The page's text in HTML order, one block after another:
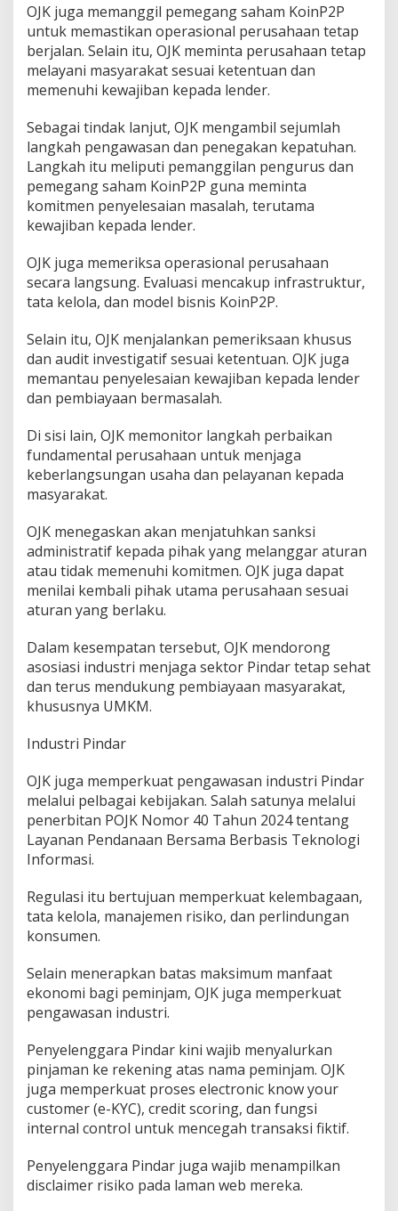
OJK juga memanggil pemegang saham KoinP2P
untuk memastikan operasional perusahaan tetap
berjalan. Selain itu, OJK meminta perusahaan tetap
melayani masyarakat sesuai ketentuan dan
memenuhi kewajiban kepada lender.
Sebagai tindak lanjut, OJK mengambil sejumlah
langkah pengawasan dan penegakan kepatuhan.
Langkah itu meliputi pemanggilan pengurus dan
pemegang saham KoinP2P guna meminta
komitmen penyelesaian masalah, terutama
kewajiban kepada lender.
OJK juga memeriksa operasional perusahaan
secara langsung. Evaluasi mencakup infrastruktur,
tata kelola, dan model bisnis KoinP2P.
Selain itu, OJK menjalankan pemeriksaan khusus
dan audit investigatif sesuai ketentuan. OJK juga
memantau penyelesaian kewajiban kepada lender
dan pembiayaan bermasalah.
Di sisi lain, OJK memonitor langkah perbaikan
fundamental perusahaan untuk menjaga
keberlangsungan usaha dan pelayanan kepada
masyarakat.
OJK menegaskan akan menjatuhkan sanksi
administratif kepada pihak yang melanggar aturan
atau tidak memenuhi komitmen. OJK juga dapat
menilai kembali pihak utama perusahaan sesuai
aturan yang berlaku.
Dalam kesempatan tersebut, OJK mendorong
asosiasi industri menjaga sektor Pindar tetap sehat
dan terus mendukung pembiayaan masyarakat,
khususnya UMKM.
Industri Pindar
OJK juga memperkuat pengawasan industri Pindar
melalui pelbagai kebijakan. Salah satunya melalui
penerbitan POJK Nomor 40 Tahun 2024 tentang
Layanan Pendanaan Bersama Berbasis Teknologi
Informasi.
Regulasi itu bertujuan memperkuat kelembagaan,
tata kelola, manajemen risiko, dan perlindungan
konsumen.
Selain menerapkan batas maksimum manfaat
ekonomi bagi peminjam, OJK juga memperkuat
pengawasan industri.
Penyelenggara Pindar kini wajib menyalurkan
pinjaman ke rekening atas nama peminjam. OJK
juga memperkuat proses electronic know your
customer (e-KYC), credit scoring, dan fungsi
internal control untuk mencegah transaksi fiktif.
Penyelenggara Pindar juga wajib menampilkan
disclaimer risiko pada laman web mereka.